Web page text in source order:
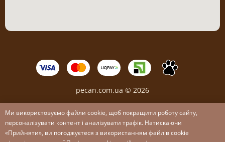
pecan.com.ua © 2026
Ми використовуємо файли cookie, щоб покращити роботу сайту,
персоналізувати контент і аналізувати трафік. Натискаючи
«Прийняти», ви погоджуєтеся з використанням файлів cookie